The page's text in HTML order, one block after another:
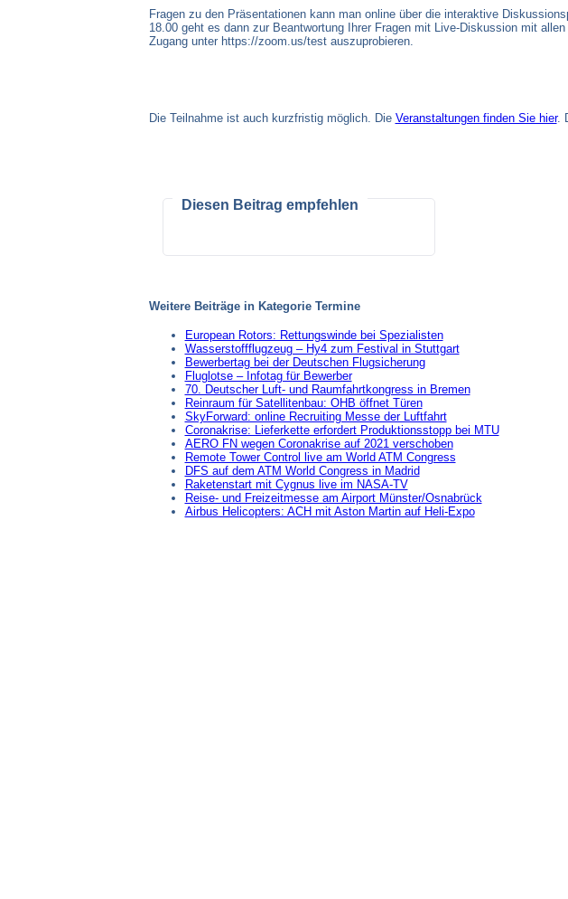
Fragen zu den Präsentationen kann man online über die interaktive
18.00 geht es dann zur Beantwortung Ihrer Fragen mit Live-Diskussion mit
Zugang unter https://zoom.us/test auszuprobieren.
Die Teilnahme ist auch kurzfristig möglich. Die Veranstaltungen finden Sie hier.
Diesen Beitrag empfehlen
Weitere Beiträge in Kategorie Termine
European Rotors: Rettungswinde bei Spezialisten
Wasserstoffflugzeug – Hy4 zum Festival in Stuttgart
Bewerbertag bei der Deutschen Flugsicherung
Fluglotse – Infotag für Bewerber
70. Deutscher Luft- und Raumfahrtkongress in Bremen
Reinraum für Satellitenbau: OHB öffnet Türen
SkyForward: online Recruiting Messe der Luftfahrt
Coronakrise: Lieferkette erfordert Produktionsstopp bei MTU
AERO FN wegen Coronakrise auf 2021 verschoben
Remote Tower Control live am World ATM Congress
DFS auf dem ATM World Congress in Madrid
Raketenstart mit Cygnus live im NASA-TV
Reise- und Freizeitmesse am Airport Münster/Osnabrück
Airbus Helicopters: ACH mit Aston Martin auf Heli-Expo